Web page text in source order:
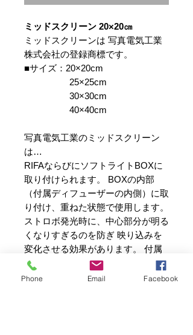
ミッドスクリーン 20×20㎝
ミッドスクリーンは 写真電気工業
株式会社の登録商標です。
■サイズ：20×20cm
25×25cm
30×30cm
40×40cm
写真電気工業のミッドスクリーン
は…
RIFAならびにソフトライトBOXに
取り付けられます。 BOXの内部
（付属ディフューザーの内側）に取
り付け、重ねた状態で使用します。
ストロボ発光時に、中心部分が明る
くなりすぎるのを防ぎ 映り込みを
変化させる効果があります。 付属
ディフューザーと違い、発光部近く
に貼るため、生地の素材には不燃素
Phone Email Facebook